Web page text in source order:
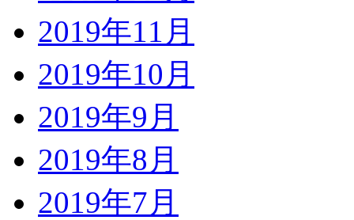
2019年11月
2019年10月
2019年9月
2019年8月
2019年7月